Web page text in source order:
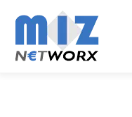
content